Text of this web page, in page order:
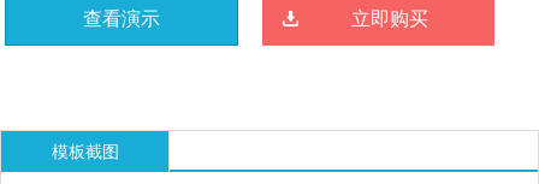
查看演示 立即购买
模板截图